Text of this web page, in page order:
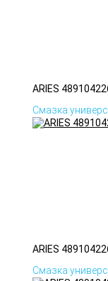
ARIES
Смазка
ARIES
Смазка